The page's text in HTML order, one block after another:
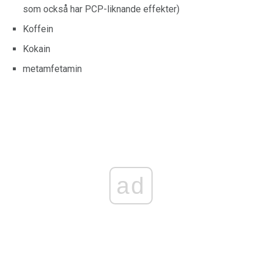
som också har PCP-liknande effekter)
Koffein
Kokain
metamfetamin
ad